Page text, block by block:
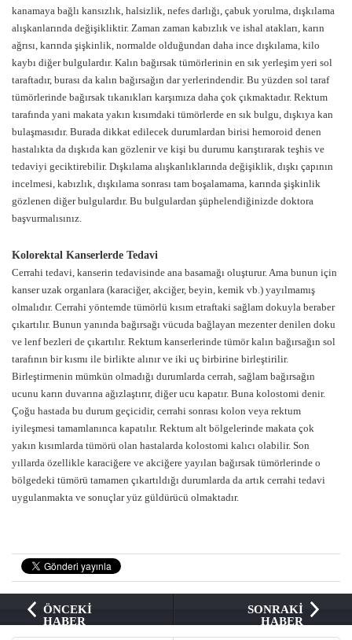
kanamaya bağlı kansızlık, halsizlik, nefes darlığı, çabuk yorulma, dışkılama
alışkanlarında değişikliktir. Zaman zaman kabızlık ve ishal atakları, karın
ağrısı, karında şişkinlik, normalde olduğundan daha ince dışkılama, kilo
kaybı diğer bulgulardır. Kalın bağırsak tümörlerinin en sık yerleşim yeri sol
taraftadır, burası da kalın bağırsağın dar yerlerindendir. Bu yüzden sol taraf
tümörlerinde bağırsak tıkanıkları karşımıza daha çok çıkmaktadır. Rektum
tarafında yani makata yakın kısımdaki tümörlerde en sık bulgu, dışkıya kan
bulaşmasıdır. Burada dikkat edilecek durumlardan birisi hemoroid denen
hastalıkta da dışkıda kan gözlenir ve kişi bu durumu karıştırarak teşhis ve
tedaviyi geciktirebilir. Dışkılama alışkanlıklarında değişiklik, dışkı çapının
incelmesi, kabızlık, dışkılama sonrası tam boşalamama, karında şişkinlik
gözlenen diğer bulgulardır. Bu bulgulardan şüphelendiğinizde doktora
başvurmalısınız.
Kolorektal Kanserlerde Tedavi
Cerrahi tedavi, kanserin tedavisinde ana basamağı oluşturur. Ama bunun için
kanser uzak organlara (karaciğer, akciğer, beyin, kemik vb.) yayılmamış
olmalıdır. Cerrahi yöntemde tümörlü kısım etraftaki sağlam dokuyla beraber
çıkartılır. Bunun yanında bağırsağı vücuda bağlayan mezenter denilen doku
ve lenf bezleri de çıkartılır. Rektum kanserlerinde tümör kalın bağırsağın sol
tarafının bir kısmı ile birlikte alınır ve iki uç birbirine birleştirilir.
Birleştirmenin mümkün olmadığı durumlarda cerrah, sağlam bağırsağın
ucunu karın duvarına ağızlaştırır, diğer ucu kapatır. Buna kolostomi denir.
Çoğu hastada bu durum geçicidir, cerrahi sonrası kolon veya rektum
iyileşmesi tamamlanınca kapatılır. Rektum alt bölgelerinde makata çok
yakın kısımlarda tümörü olan hastalarda kolostomi kalıcı olabilir. Son
yıllarda özellikle karaciğere ve akciğere yayılan bağırsak tümörlerinde o
bölgedeki tümörü tamamen çıkartıldığı durumlarda da artık cerrahi tedavi
uygulanmakta ve sonuçlar yüz güldürücü olmaktadır.
ÖNCEKİ
HABER
SONRAKİ
HABER